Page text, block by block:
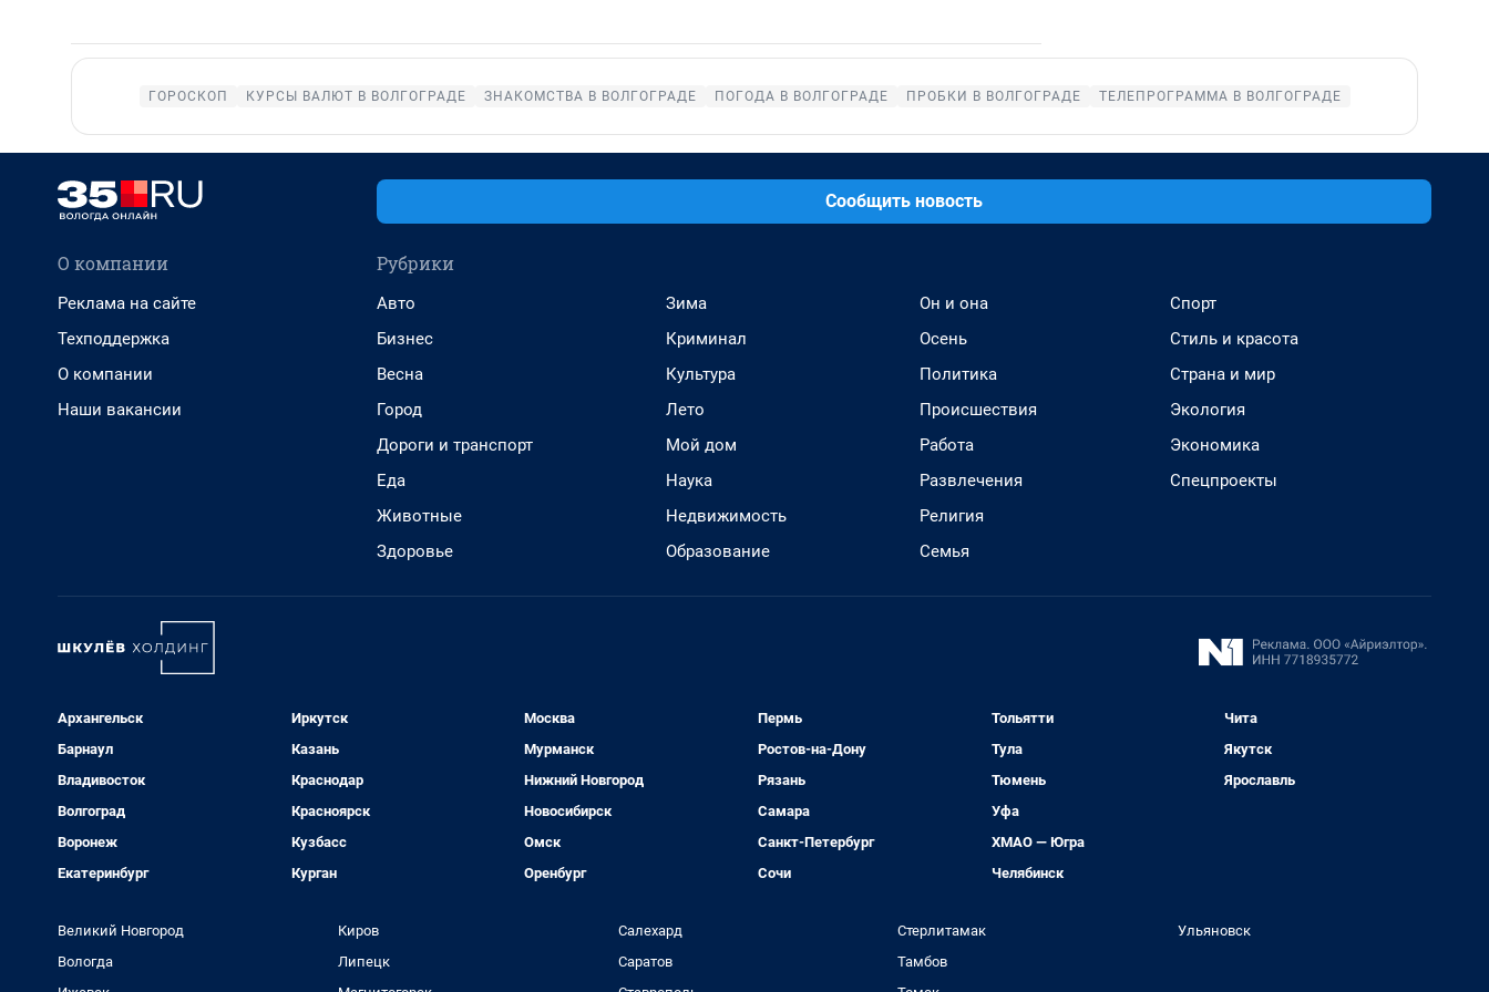
ГОРОСКОП КУРСЫ ВАЛЮТ В ВОЛГОГРАДЕ ЗНАКОМСТВА В ВОЛГОГРАДЕ ПОГОДА В ВОЛГОГРАДЕ ПРОБКИ В ВОЛГОГРАДЕ ТЕЛЕПРОГРАММА В ВОЛГОГРАДЕ
Сообщить новость
О компании
Реклама на сайте
Техподдержка
О компании
Наши вакансии
Рубрики
Авто
Бизнес
Весна
Город
Дороги и транспорт
Еда
Животные
Здоровье
Зима
Криминал
Культура
Лето
Мой дом
Наука
Недвижимость
Образование
Он и она
Осень
Политика
Происшествия
Работа
Развлечения
Религия
Семья
Спорт
Стиль и красота
Страна и мир
Экология
Экономика
Спецпроекты
Архангельск
Барнаул
Владивосток
Волгоград
Воронеж
Екатеринбург
Иркутск
Казань
Краснодар
Красноярск
Кузбасс
Курган
Москва
Мурманск
Нижний Новгород
Новосибирск
Омск
Оренбург
Пермь
Ростов-на-Дону
Рязань
Самара
Санкт-Петербург
Сочи
Тольятти
Тула
Тюмень
Уфа
ХМАО — Югра
Челябинск
Чита
Якутск
Ярославль
Великий Новгород
Вологда
Киров
Липецк
Салехард
Саратов
Стерлитамак
Тамбов
Ульяновск